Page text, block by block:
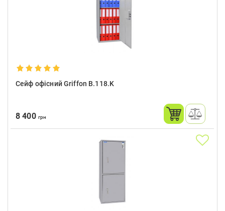
Сейф офісний Griffon B.118.K
8 400 грн